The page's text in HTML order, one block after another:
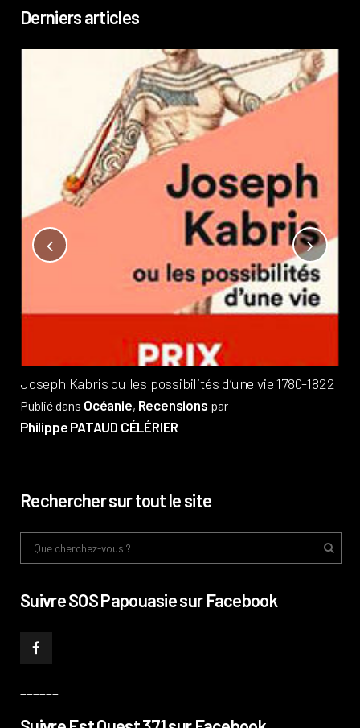
Derniers articles
Joseph Kabris ou les possibilités d’une vie 1780-1822
Publié dans Océanie, Recensions par
Philippe PATAUD CÉLÉRIER
Rechercher sur tout le site
Suivre SOS Papouasie sur Facebook